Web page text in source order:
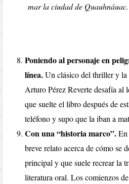
mar la ciudad de Quauhnáuac.
Poniendo al personaje en
línea.Un clásico del thriller y la
Arturo Pérez Reverte desafía al
que suelte el libro después de
teléfono y supo que la iban a
Con una “historia marco”.En
breve relato acerca de cómo se
principal y que suele recrear la
literatura oral. Los comienzos de